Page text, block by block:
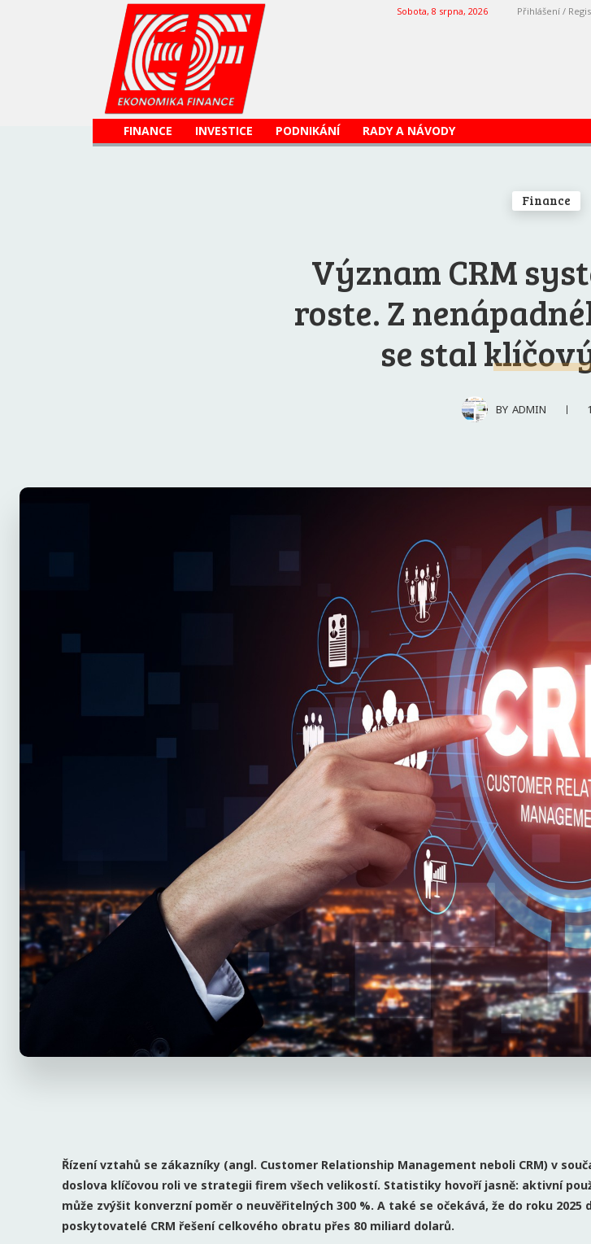
Sobota, 8 srpna, 2026 Přihlášení /
FINANCE INVESTICE PODNIKÁNÍ RADY A NÁVODY
Finance
Význam CRM
roste. Z
se stal
BY ADMIN
Řízení vztahů se zákazníky (angl. Customer Relationship Management neboli CRM) v
doslova klíčovou roli ve strategii firem všech velikostí. Statistiky hovoří jasně: aktivní
může zvýšit konverzní poměr o neuvěřitelných 300 %. A také se očekává, že do roku 2025
poskytovatelé CRM řešení celkového obratu přes 80 miliard dolarů.